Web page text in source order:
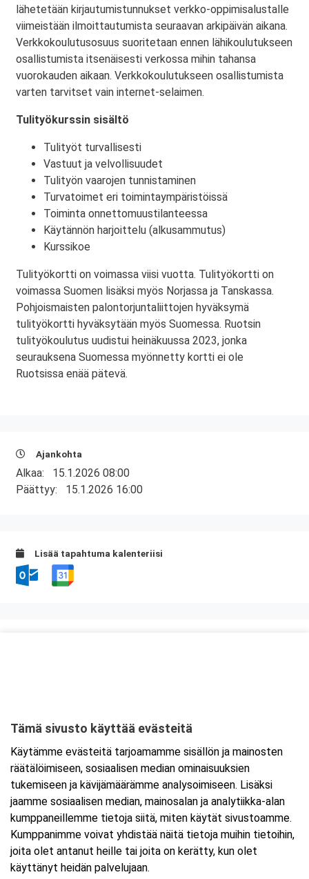
lähetetään kirjautumistunnukset verkko-oppimisalustalle
viimeistään ilmoittautumista seuraavan arkipäivän aikana.
Verkkokoulutusosuus suoritetaan ennen lähikoulutukseen
osallistumista itsenäisesti verkossa mihin tahansa
vuorokauden aikaan. Verkkokoulutukseen osallistumista
varten tarvitset vain internet-selaimen.
Tulityökurssin sisältö
Tulityöt turvallisesti
Vastuut ja velvollisuudet
Tulityön vaarojen tunnistaminen
Turvatoimet eri toimintaympäristöissä
Toiminta onnettomuustilanteessa
Käytännön harjoittelu (alkusammutus)
Kurssikoe
Tulityökortti on voimassa viisi vuotta. Tulityökortti on
voimassa Suomen lisäksi myös Norjassa ja Tanskassa.
Pohjoismaisten palontorjuntaliittojen hyväksymä
tulityökortti hyväksytään myös Suomessa. Ruotsin
tulityökoulutus uudistui heinäkuussa 2023, jonka
seurauksena Suomessa myönnetty kortti ei ole
Ruotsissa enää pätevä.
Ajankohta
Alkaa: 15.1.2026 08:00
Päättyy: 15.1.2026 16:00
Lisää tapahtuma kalenteriisi
Tarkempi kartta ja ajo-ohjeet
Tämä sivusto käyttää evästeitä
Käytämme evästeitä tarjoamamme sisällön ja mainosten
räätälöimiseen, sosiaalisen median ominaisuuksien
tukemiseen ja kävijämäärämme analysoimiseen. Lisäksi
jaamme sosiaalisen median, mainosalan ja analytiikka-alan
kumppaneillemme tietoja siitä, miten käytät sivustoamme.
Kumppanimme voivat yhdistää näitä tietoja muihin tietoihin,
joita olet antanut heille tai joita on kerätty, kun olet
käyttänyt heidän palvelujaan.